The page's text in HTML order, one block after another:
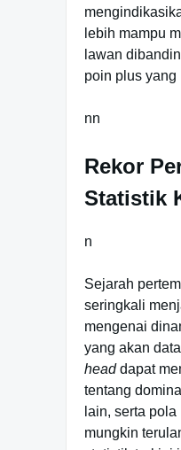
lebih mampu
lawan
poin plus yang
nn
Rekor
Statistik
n
Sejarah
seringkali
mengenai
yang akan
headdapat
tentang
lain, serta
mungkin